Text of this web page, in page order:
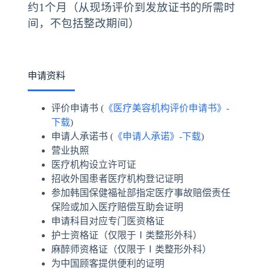
约1个月（从现场评价到发放证书的所需时
间，不包括整改期间）
申请资料
评价申请书 (《医疗美容机构评价申请书》-
下载)
申请人承诺书 (《申请人承诺》-下载)
营业执照
医疗机构设立许可证
招收外国患者医疗机构登记证明
参加韩国保健福祉部指定医疗事故赔偿责任
保险或加入医疗赔偿互助会证明
申请科目对应专门医资格证
护士资格证（仅限于Ⅰ类整形外科）
麻醉师资格证（仅限于Ⅰ类整形外科）
为中国顾客提供便利的证明